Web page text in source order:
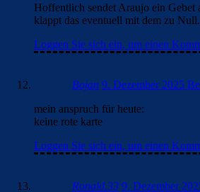
Hoffentlich sendet Araujo ein Gebet
klappt das eventuell mit dem zu Null.
Loggen Sie sich ein, um einen
Bojan 9. Dezember 2025
mein anspruch für heute:
keine rote karte
Loggen Sie sich ein, um einen
Ronald.33 9. Dezember